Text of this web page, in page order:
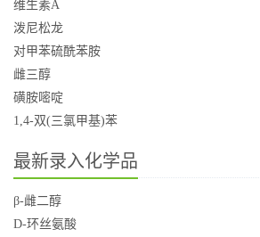
维生素A
泼尼松龙
对甲苯硫酰苯胺
雌三醇
磺胺嘧啶
1,4-双(三氯甲基)苯
最新录入化学品
β-雌二醇
D-环丝氨酸